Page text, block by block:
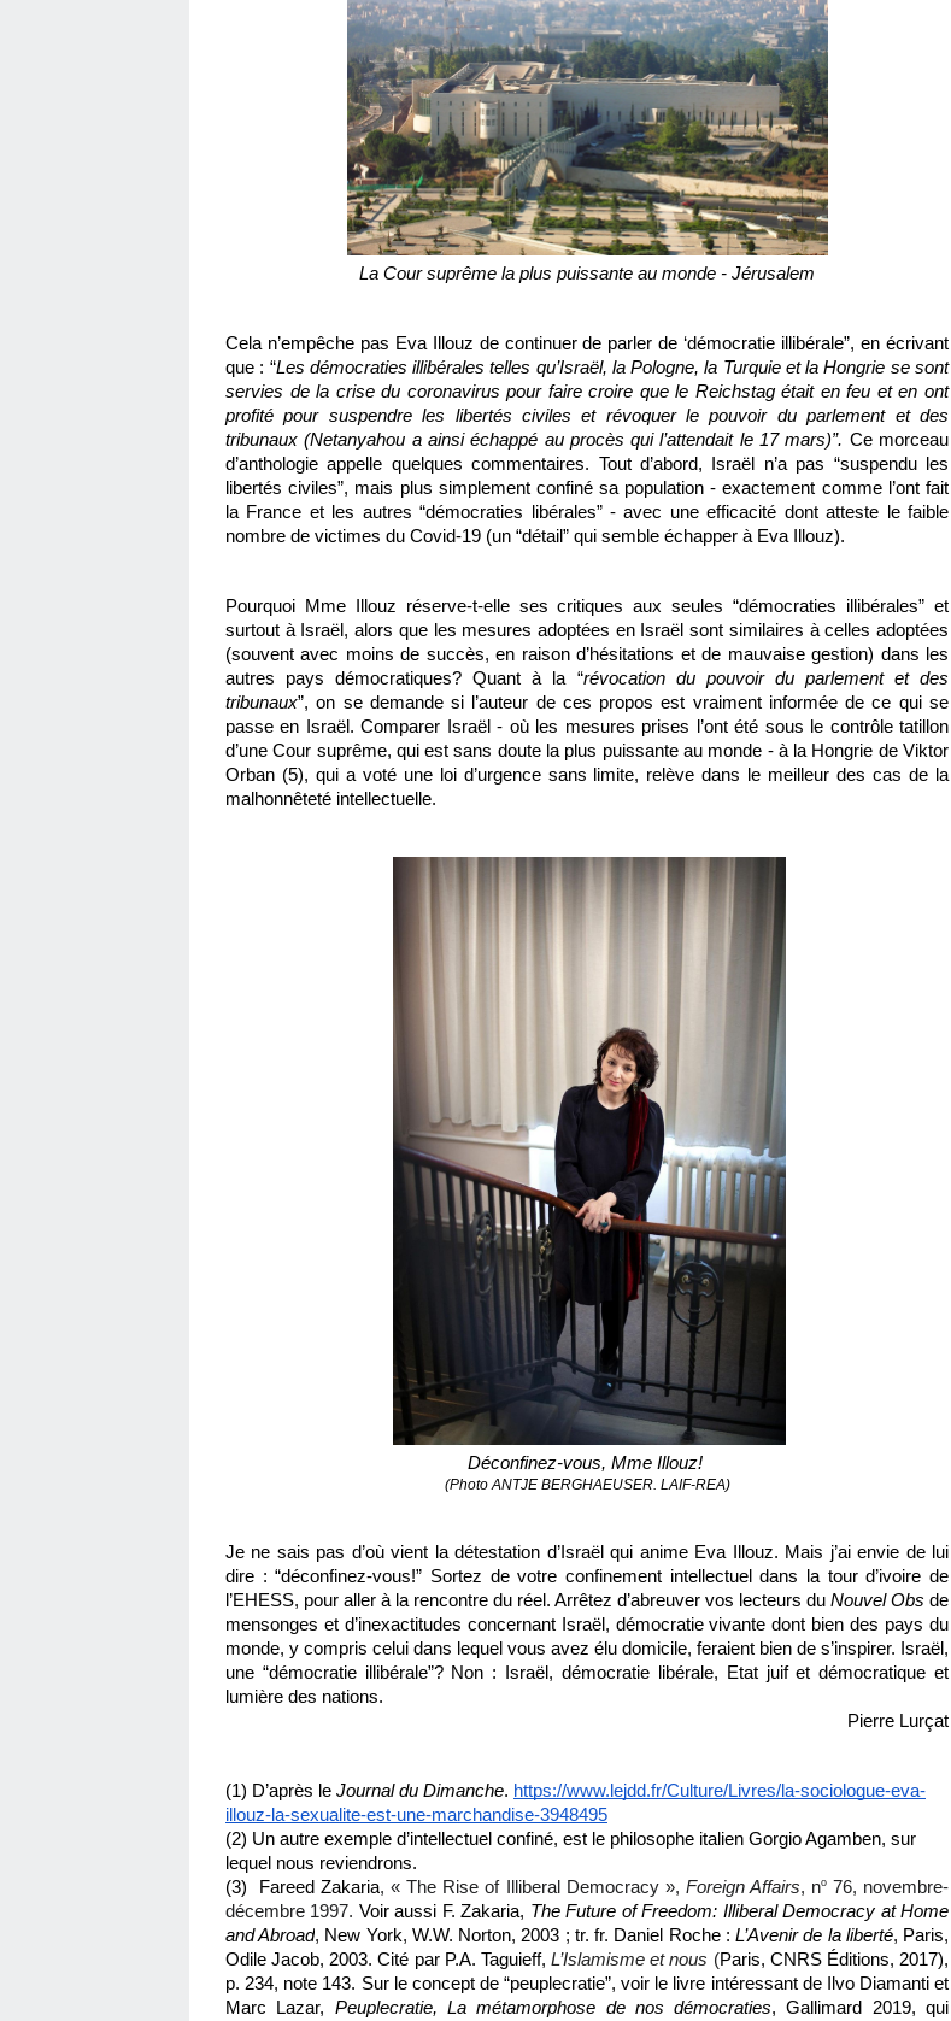
La Cour suprême la plus puissante au monde - Jérusalem
Cela n’empêche pas Eva Illouz de continuer de parler de ‘démocratie illibérale”, en écrivant
que : “Les démocraties illibérales telles qu’Israël, la Pologne, la Turquie et la Hongrie se sont
servies de la crise du coronavirus pour faire croire que le Reichstag était en feu et en ont
profité pour suspendre les libertés civiles et révoquer le pouvoir du parlement et des
tribunaux (Netanyahou a ainsi échappé au procès qui l’attendait le 17 mars)”. Ce morceau
d’anthologie appelle quelques commentaires. Tout d’abord, Israël n’a pas “suspendu les
libertés civiles”, mais plus simplement confiné sa population - exactement comme l’ont fait
la France et les autres “démocraties libérales” - avec une efficacité dont atteste le faible
nombre de victimes du Covid-19 (un “détail” qui semble échapper à Eva Illouz).
Pourquoi Mme Illouz réserve-t-elle ses critiques aux seules “démocraties illibérales” et
surtout à Israël, alors que les mesures adoptées en Israël sont similaires à celles adoptées
(souvent avec moins de succès, en raison d’hésitations et de mauvaise gestion) dans les
autres pays démocratiques? Quant à la “révocation du pouvoir du parlement et des
tribunaux”, on se demande si l’auteur de ces propos est vraiment informée de ce qui se
passe en Israël. Comparer Israël - où les mesures prises l’ont été sous le contrôle tatillon
d’une Cour suprême, qui est sans doute la plus puissante au monde - à la Hongrie de Viktor
Orban (5), qui a voté une loi d’urgence sans limite, relève dans le meilleur des cas de la
malhonnêteté intellectuelle.
Déconfinez-vous, Mme Illouz!
(Photo ANTJE BERGHAEUSER. LAIF-REA)
Je ne sais pas d’où vient la détestation d’Israël qui anime Eva Illouz. Mais j’ai envie de lui
dire : “déconfinez-vous!” Sortez de votre confinement intellectuel dans la tour d’ivoire de
l’EHESS, pour aller à la rencontre du réel. Arrêtez d’abreuver vos lecteurs du Nouvel Obs de
mensonges et d’inexactitudes concernant Israël, démocratie vivante dont bien des pays du
monde, y compris celui dans lequel vous avez élu domicile, feraient bien de s’inspirer. Israël,
une “démocratie illibérale”? Non : Israël, démocratie libérale, Etat juif et démocratique et
lumière des nations.
Pierre Lurçat
(1) D’après le Journal du Dimanche. https://www.lejdd.fr/Culture/Livres/la-sociologue-eva-
illouz-la-sexualite-est-une-marchandise-3948495
(2) Un autre exemple d’intellectuel confiné, est le philosophe italien Gorgio Agamben, sur
lequel nous reviendrons.
(3)
Fareed Zakaria, « The Rise of Illiberal Democracy », Foreign Affairs, no 76,‎ novembre-
décembre 1997. Voir aussi F. Zakaria, The Future of Freedom: Illiberal Democracy at Home
and Abroad, New York, W.W. Norton, 2003 ; tr. fr. Daniel Roche : L’Avenir de la liberté, Paris,
Odile Jacob, 2003. Cité par P.A. Taguieff, L’Islamisme et nous (Paris, CNRS Éditions, 2017),
p. 234, note 143. Sur le concept de “peuplecratie”, voir le livre intéressant de Ilvo Diamanti et
Marc Lazar, Peuplecratie, La métamorphose de nos démocraties, Gallimard 2019, qui